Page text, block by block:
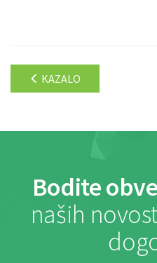
KAZALO
Bodite
naših